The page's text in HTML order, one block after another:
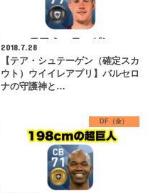
2018.7.28
【テア・シュテーゲン（確定スカ
ウト）ウイイレアプリ】バルセロ
ナの守護神と…
DF（金）